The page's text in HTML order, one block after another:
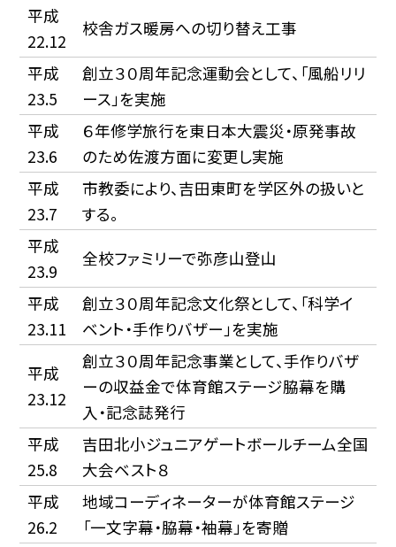
平成
22.12
校舎ガス暖房への切り替え工事
平成
23.5
創立３０周年記念運動会として、「風船リリ
ース」を実施
平成
23.6
６年修学旅行を東日本大震災・原発事故
のため佐渡方面に変更し実施
平成
23.7
市教委により、吉田東町を学区外の扱いと
する。
平成
23.9
全校ファミリーで弥彦山登山
平成
23.11
創立３０周年記念文化祭として、「科学イ
ベント・手作りバザー」を実施
平成
23.12
創立３０周年記念事業として、手作りバザ
ーの収益金で体育館ステージ脇幕を購
入・記念誌発行
平成
25.8
吉田北小ジュニアゲートボールチーム全国
大会ベスト８
平成
26.2
地域コーディネーターが体育館ステージ
「一文字幕・脇幕・袖幕」を寄贈